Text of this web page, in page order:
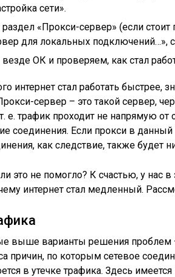
сети».
«Прокси-сервер» (если стоит
для локальных подключений…»,
ОК и проверяем, как стал
интернет стал работать быстрее,
сервер – это такой сервер,
е. трафик проходит не напрямую от
соединения. Если прокси в
как следствие, также будет
это не помогло? К счастью, у нас
интернет стал медленный.
выше варианты решения проблем
причин, по которым сетевое
в утечке трафика. Здесь